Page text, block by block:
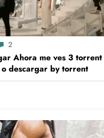
2
Ahora me ves 3 torrent
descargar by torrent